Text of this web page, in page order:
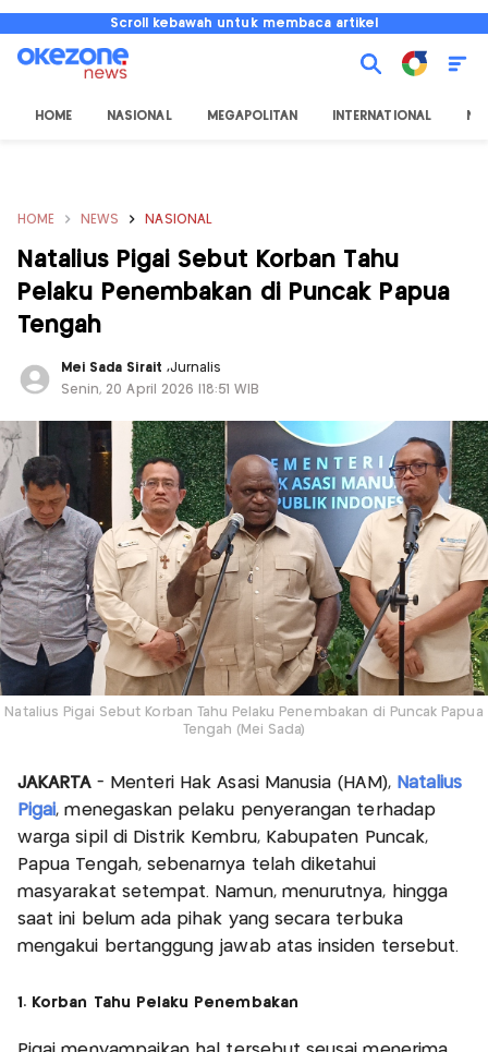
Scroll kebawah untuk membaca artikel
HOME NASIONAL MEGAPOLITAN INTERNATIONAL
HOME NEWS NASIONAL
Natalius Pigai Sebut Korban Tahu
Pelaku Penembakan di Puncak Papua
Tengah
Mei Sada Sirait ,Jurnalis
Senin, 20 April 2026 |18:51 WIB
Natalius Pigai Sebut Korban Tahu Pelaku Penembakan di Puncak Papua
Tengah (Mei Sada)
JAKARTA- Menteri Hak Asasi Manusia (HAM), Natalius
Pigai, menegaskan pelaku penyerangan terhadap
warga sipil di Distrik Kembru, Kabupaten Puncak,
Papua Tengah, sebenarnya telah diketahui
masyarakat setempat. Namun, menurutnya, hingga
saat ini belum ada pihak yang secara terbuka
mengakui bertanggung jawab atas insiden tersebut.
1. Korban Tahu Pelaku Penembakan